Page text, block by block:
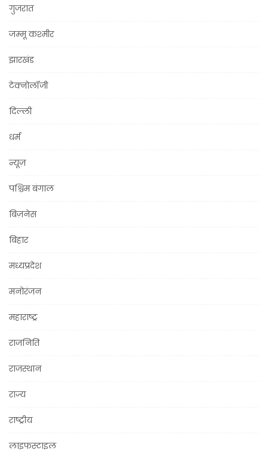
गुजरात
जम्मू कश्मीर
झारखंड
टेक्नोलॉजी
दिल्ली
धर्म
न्यूज़
पश्चिम बंगाल
बिज़नेस
बिहार
मध्यप्रदेश
मनोरंजन
महाराष्ट्र
राजनिति
राजस्थान
राज्य
राष्ट्रीय
लाइफस्टाइल